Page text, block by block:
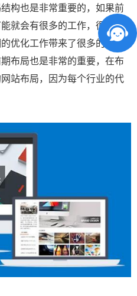
构也是非常重要的，如果前
就会有很多的工作，很多的
优化工作带来了很多的不
布局也是非常的重要，在布
站布局，因为每个行业的代